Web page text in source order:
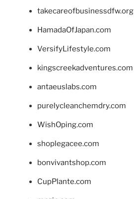
takecareofbusinessdfw.org
HamadaOfJapan.com
VersifyLifestyle.com
kingscreekadventures.com
antaeuslabs.com
purelycleanchemdry.com
WishOping.com
shoplegacee.com
bonvivantshop.com
CupPlante.com